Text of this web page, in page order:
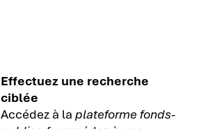
Effectuez une recherche
ciblée
Accédez à laplateforme fonds-